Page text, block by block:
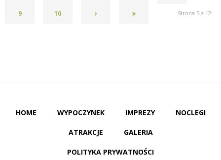
9 10 Strona 5 z 12
HOME WYPOCZYNEK IMPREZY NOCLEGI
ATRAKCJE GALERIA
POLITYKA PRYWATNOŚCI